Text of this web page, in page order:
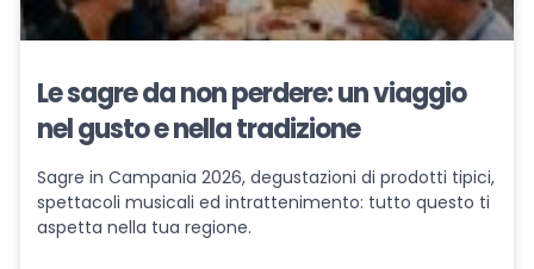
Le sagre da non perdere: un viaggio
nel gusto e nella tradizione
Sagre in Campania 2026, degustazioni di prodotti tipici,
spettacoli musicali ed intrattenimento: tutto questo ti
aspetta nella tua regione.